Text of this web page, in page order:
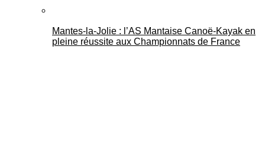
Mantes-la-Jolie : l’AS Mantaise Canoë‑Kayak en
pleine réussite aux Championnats de France